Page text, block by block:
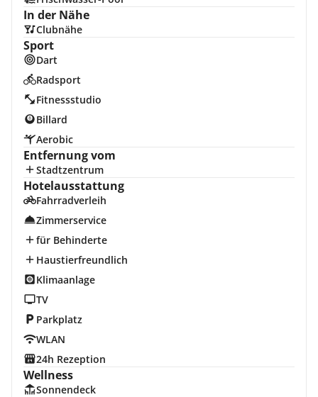
In der Nähe
Clubnähe
Sport
Dart
Radsport
Fitnessstudio
Billard
Aerobic
Entfernung vom
Stadtzentrum
Hotelausstattung
Fahrradverleih
Zimmerservice
für Behinderte
Haustierfreundlich
Klimaanlage
TV
Parkplatz
WLAN
24h Rezeption
Wellness
Sonnendeck